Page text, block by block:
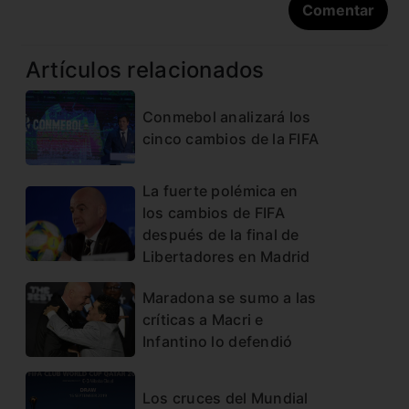
Artículos relacionados
Conmebol analizará los
cinco cambios de la FIFA
La fuerte polémica en
los cambios de FIFA
después de la final de
Libertadores en Madrid
Maradona se sumo a las
críticas a Macri e
Infantino lo defendió
Los cruces del Mundial